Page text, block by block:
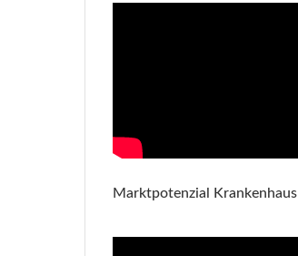
Marktpotenzial Krankenhaus